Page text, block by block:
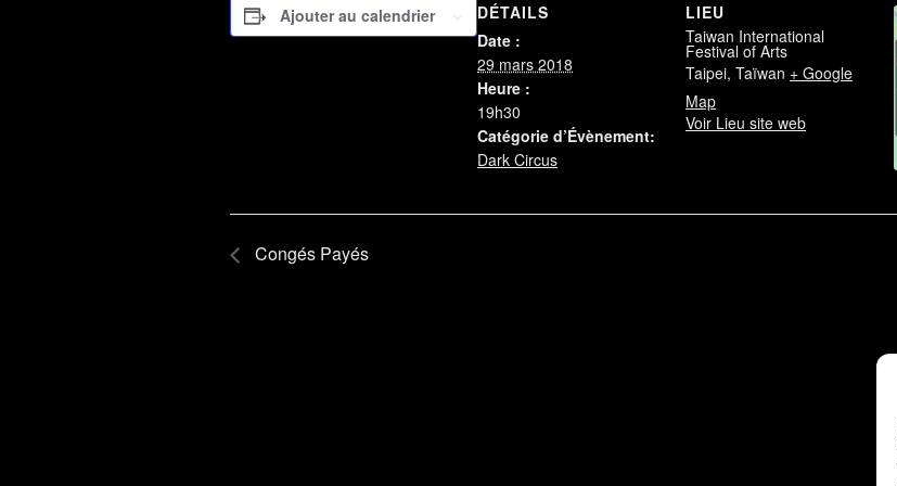
Ajouter au calendrier
DÉTAILS
Date :
29 mars 2018
Heure :
19h30
Catégorie d’Évènement:
Dark Circus
LIEU
Taiwan International
Festival of Arts
Taipei, Taïwan + Google
Map
Voir Lieu site web
Congés Payés